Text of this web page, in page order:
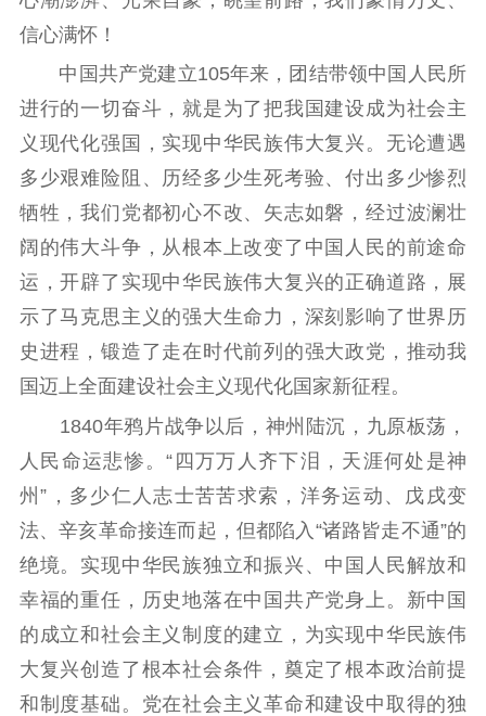
理论学习 宣传宣讲 研究阐释
哲学社科
社科强省 工作通知
成果集萃
江苏文脉
资料下载
新闻宣传
主题宣传 对外宣传
新闻发布
记者之家
品牌栏目
文化文艺
精品生产 文化惠民
文化传承
文化交流
体制改革
文化产业
紫金文化艺术节
品牌活动 紫艺舞台
精神文明
文明创建 文明实践
文明培育
先进典型
社会宣传
思想政治教育 爱国主义教育
全民国防教育
信心满怀！
中国共产党建立105年来，团结带领中国人民所
进行的一切奋斗，就是为了把我国建设成为社会主
义现代化强国，实现中华民族伟大复兴。无论遭遇
多少艰难险阻、历经多少生死考验、付出多少惨烈
牺牲，我们党都初心不改、矢志如磐，经过波澜壮
阔的伟大斗争，从根本上改变了中国人民的前途命
运，开辟了实现中华民族伟大复兴的正确道路，展
示了马克思主义的强大生命力，深刻影响了世界历
史进程，锻造了走在时代前列的强大政党，推动我
国迈上全面建设社会主义现代化国家新征程。
1840年鸦片战争以后，神州陆沉，九原板荡，
人民命运悲惨。“四万万人齐下泪，天涯何处是神
州”，多少仁人志士苦苦求索，洋务运动、戊戌变
法、辛亥革命接连而起，但都陷入“诸路皆走不通”的
绝境。实现中华民族独立和振兴、中国人民解放和
幸福的重任，历史地落在中国共产党身上。新中国
的成立和社会主义制度的建立，为实现中华民族伟
大复兴创造了根本社会条件，奠定了根本政治前提
和制度基础。党在社会主义革命和建设中取得的独